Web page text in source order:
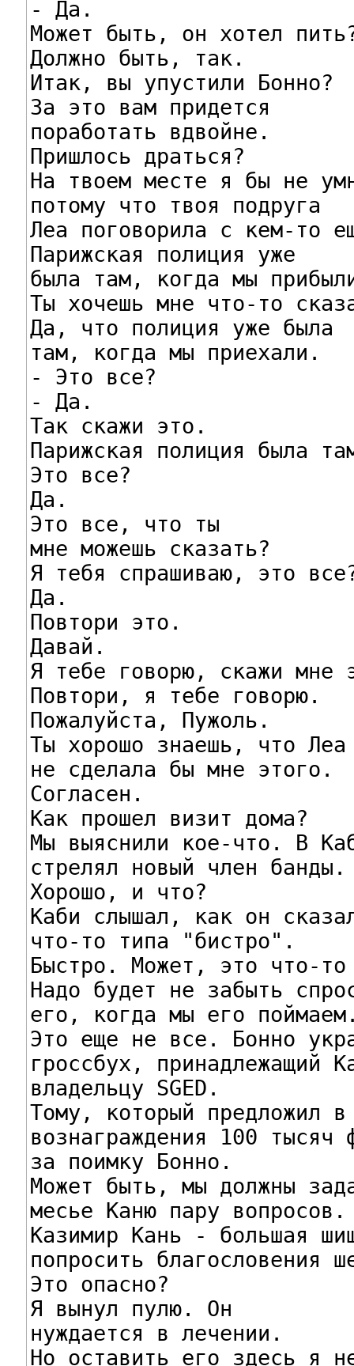
- Да.
Может быть, он хотел
Должно быть, так.
Итак, вы упустили Бонно?
За это вам придется
поработать вдвойне.
Пришлось драться?
На твоем месте я бы не
потому что твоя подруга
Леа поговорила с кем-то
Парижская полиция уже
была там, когда мы
Ты хочешь мне что-то
Да, что полиция уже была
там, когда мы приехали.
- Это все?
- Да.
Так скажи это.
Парижская полиция была
Это все?
Да.
Это все, что ты
мне можешь сказать?
Я тебя спрашиваю, это
Да.
Повтори это.
Давай.
Я тебе говорю, скажи мне
Повтори, я тебе говорю.
Пожалуйста, Пужоль.
Ты хорошо знаешь, что Леа
не сделала бы мне этого.
Согласен.
Как прошел визит дома?
Мы выяснили кое-что. В
стрелял новый член банды.
Хорошо, и что?
Каби слышал, как он
что-то типа "бистро".
Быстро. Может, это что-то
Надо будет не забыть
его, когда мы его
Это еще не все. Бонно
гроссбух, принадлежащий
владельцу SGED.
Тому, который предложил в
вознаграждения 100 тысяч
за поимку Бонно.
Может быть, мы должны
месье Каню пару вопросов.
Казимир Кань - большая
попросить благословения
Это опасно?
Я вынул пулю. Он
нуждается в лечении.
Но оставить его здесь я